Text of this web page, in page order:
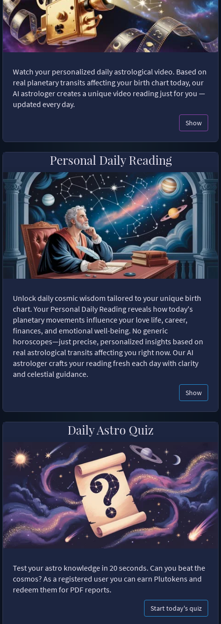
Watch your personalized daily astrological video. Based on
real planetary transits affecting your birth chart today, our
AI astrologer creates a unique video reading just for you —
updated every day.
Show
Personal Daily Reading
Unlock daily cosmic wisdom tailored to your unique birth
chart. Your Personal Daily Reading reveals how today's
planetary movements influence your love life, career,
finances, and emotional well-being. No generic
horoscopes—just precise, personalized insights based on
real astrological transits affecting you right now. Our AI
astrologer crafts your reading fresh each day with clarity
and celestial guidance.
Show
Daily Astro Quiz
Test your astro knowledge in 20 seconds. Can you beat the
cosmos? As a registered user you can earn Plutokens and
redeem them for PDF reports.
Start today's quiz